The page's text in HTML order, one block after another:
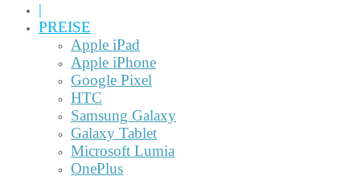
|
PREISE
Apple iPad
Apple iPhone
Google Pixel
HTC
Samsung Galaxy
Galaxy Tablet
Microsoft Lumia
OnePlus